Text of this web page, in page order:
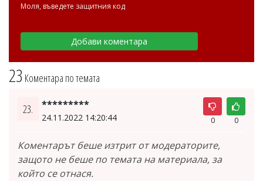
23 Коментара по темата
23. *********
24.11.2022 14:20:44 0 0
Коментарът беше изтрит от модераторите,
защото не беше по темата на материала, за
който се отнася.
Моля, въведете защитния код